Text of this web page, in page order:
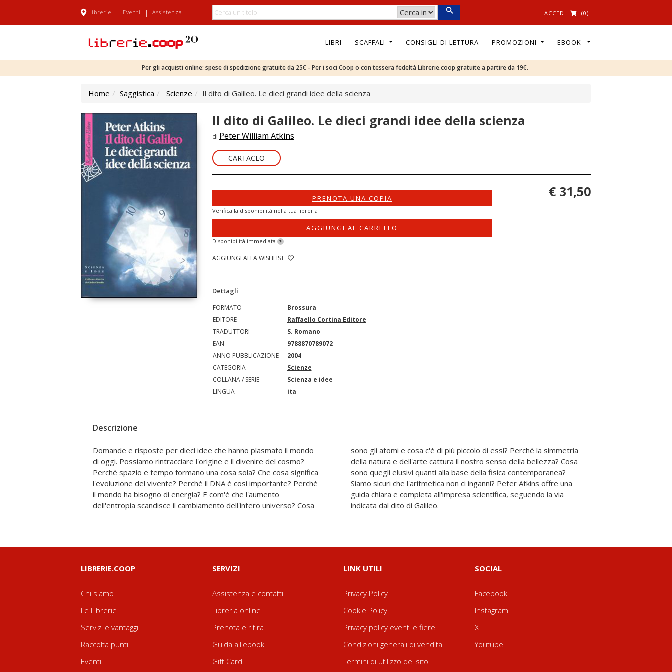
Librerie | Eventi | Assistenza ACCEDI (0)
LIBRI SCAFFALI CONSIGLI DI LETTURA PROMOZIONI EBOOK
Per gli acquisti online: spese di spedizione gratuite da 25€ - Per i soci Coop o con tessera fedeltà Librerie.coop gratuite a partire da 19€.
Home Saggistica Scienze Il dito di Galileo. Le dieci grandi idee della scienza
Il dito di Galileo. Le dieci grandi idee della scienza
di Peter William Atkins
CARTACEO
PRENOTA UNA COPIA
Verifica la disponibilità nella tua libreria
AGGIUNGI AL CARRELLO
Disponibilità immediata ?
AGGIUNGI ALLA WISHLIST
€ 31,50
Dettagli
FORMATO
Brossura
EDITORE
Raffaello Cortina Editore
TRADUTTORI
S. Romano
EAN
9788870789072
ANNO PUBBLICAZIONE
2004
CATEGORIA
Scienze
COLLANA / SERIE
Scienza e idee
LINGUA
ita
Descrizione
Domande e risposte per dieci idee che hanno plasmato il mondo
di oggi. Possiamo rintracciare l'origine e il divenire del cosmo?
Perché spazio e tempo formano una cosa sola? Che cosa significa
l'evoluzione del vivente? Perché il DNA è così importante? Perché
il mondo ha bisogno di energia? E com'è che l'aumento
dell'entropia scandisce il cambiamento dell'intero universo? Cosa
sono gli atomi e cosa c'è di più piccolo di essi? Perché la simmetria
della natura e dell'arte cattura il nostro senso della bellezza? Cosa
sono quegli elusivi quanti alla base della fisica contemporanea?
Siamo sicuri che l'aritmetica non ci inganni? Peter Atkins offre una
guida chiara e completa all'impresa scientifica, seguendo la via
indicata dal dito di Galileo.
LIBRERIE.COOP
Chi siamo
Le Librerie
Servizi e vantaggi
Raccolta punti
Eventi
SERVIZI
Assistenza e contatti
Libreria online
Prenota e ritira
Guida all'ebook
Gift Card
LINK UTILI
Privacy Policy
Cookie Policy
Privacy policy eventi e fiere
Condizioni generali di vendita
Termini di utilizzo del sito
SOCIAL
Facebook
Instagram
X
Youtube